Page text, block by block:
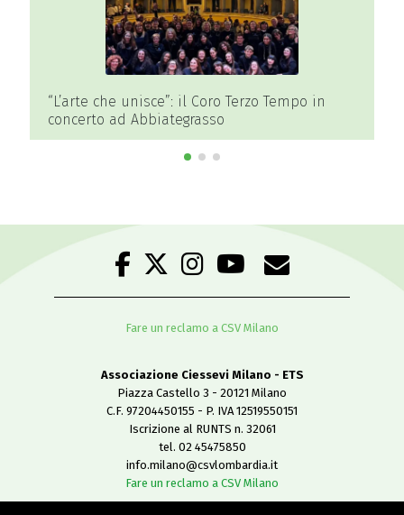
#SMILANESANDO alla Milano Civil Week
Fare un reclamo a CSV Milano
Associazione Ciessevi Milano - ETS
Piazza Castello 3 - 20121 Milano
C.F. 97204450155 - P. IVA 12519550151
Iscrizione al RUNTS n. 32061
tel. 02 45475850
info.milano@csvlombardia.it
Fare un reclamo a CSV Milano